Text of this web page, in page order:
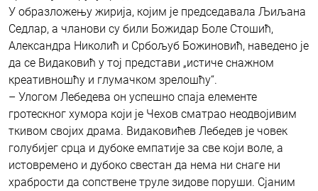
У образложењу жирија, којим је председавала Љиљана
Седлар, а чланови су били Божидар Боле Стошић,
Александра Николић и Србољуб Божиновић, наведено је
да се Видаковић у тој представи „истиче снажном
креативношћу и глумачком зрелошћу“.
– Улогом Лебедева он успешно спаја елементе
гротескног хумора који је Чехов сматрао неодвојивим
ткивом својих драма. Видаковићев Лебедев је човек
голубијег срца и дубоке емпатије за све који воле, а
истовремено и дубоко свестан да нема ни снаге ни
храбрости да сопствене труле зидове поруши. Сјаним